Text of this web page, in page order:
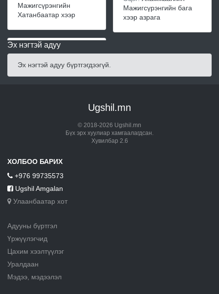
Мажигсүрэнгийн
Хатанбаатар хээр
Мажигсүрэнгийн бага
хээр азрага
Эх нэгтэй адуу
Эх нэгтэй адуу бүртгэгдээгүй.
Ugshil.mn
© 2018-2026 Ugshil.mn
Бүх эрх хуулиар хамгаалагдсан.
Хувилбар 2.6
ХОЛБОО БАРИХ
+976 99735573
Ugshil Amgalan
Улаанбаатар хот
Адууны бүртгэл
Үржүүлэгчид
Цахим хээлтүүлэг
Уралдаан
Мэдээ, мэдээлэл